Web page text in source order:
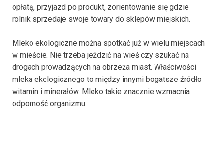
opłatą, przyjazd po produkt, zorientowanie się gdzie
rolnik sprzedaje swoje towary do sklepów miejskich.
Mleko ekologiczne można spotkać już w wielu miejscach
w mieście. Nie trzeba jeździć na wieś czy szukać na
drogach prowadzących na obrzeża miast. Właściwości
mleka ekologicznego to między innymi bogatsze źródło
witamin i minerałów. Mleko takie znacznie wzmacnia
odporność organizmu.